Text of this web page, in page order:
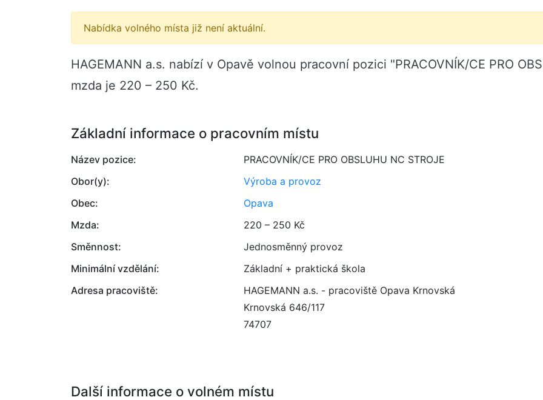
Nabídka volného místa již není aktuální.
HAGEMANN a.s. nabízí v Opavě volnou pracovní pozici "PRACOVNÍK/CE PRO
mzda je 220 – 250 Kč.
Základní informace o pracovním místu
Název pozice:
PRACOVNÍK/CE PRO OBSLUHU NC STROJE
Obor(y):
Výroba a provoz
Obec:
Opava
Mzda:
220 – 250 Kč
Směnnost:
Jednosměnný provoz
Minimální vzdělání:
Základní + praktická škola
Adresa pracoviště:
HAGEMANN a.s. - pracoviště Opava Krnovská
Krnovská 646/117
74707
Další informace o volném místu